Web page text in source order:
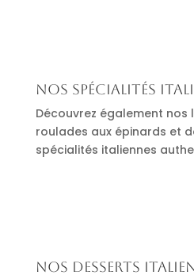
Nos spécialités
Découvrez également nos
roulades aux épinards et
spécialités italiennes
Nos desserts